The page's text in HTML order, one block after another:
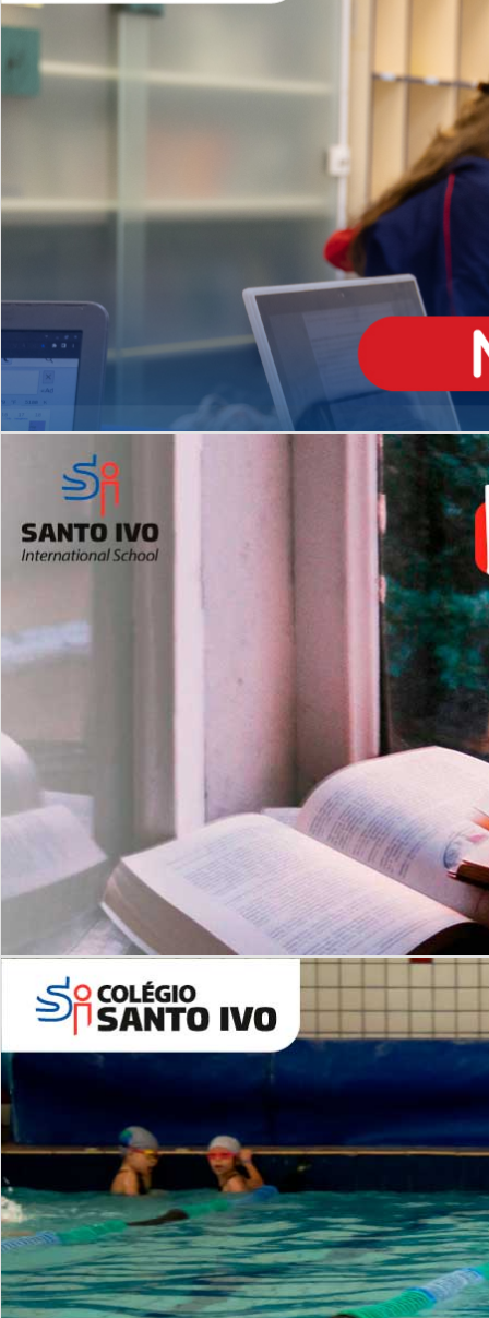
Matrículas Abertas 2026
Leituras Literárias
EDUCAÇÃO INFANTIL
Inglês todos os dias
MÉDIO
igh School
Dupla Diplomação
2º AO 5º ANO FUNDAMENTAL
es
Com imersão Bilingue - Anos
Finais
6º AO 9º ANO FUNDAMENTAL
Inglês: Turmas Reduzidas
(Proficiência)
ALUNOS NOVOS
Entre em Contato